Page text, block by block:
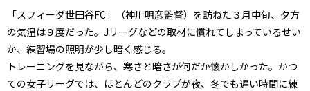
「スフィーダ世田谷FC」（神川明彦監督）を訪ねた３月中旬、夕方
の気温は９度だった。Jリーグなどの取材に慣れてしまっているせい
か、練習場の照明が少し暗く感じる。
トレーニングを見ながら、寒さと暗さが何だか懐かしかった。かつ
ての女子リーグでは、ほとんどのクラブが夜、冬でも遅い時間に練